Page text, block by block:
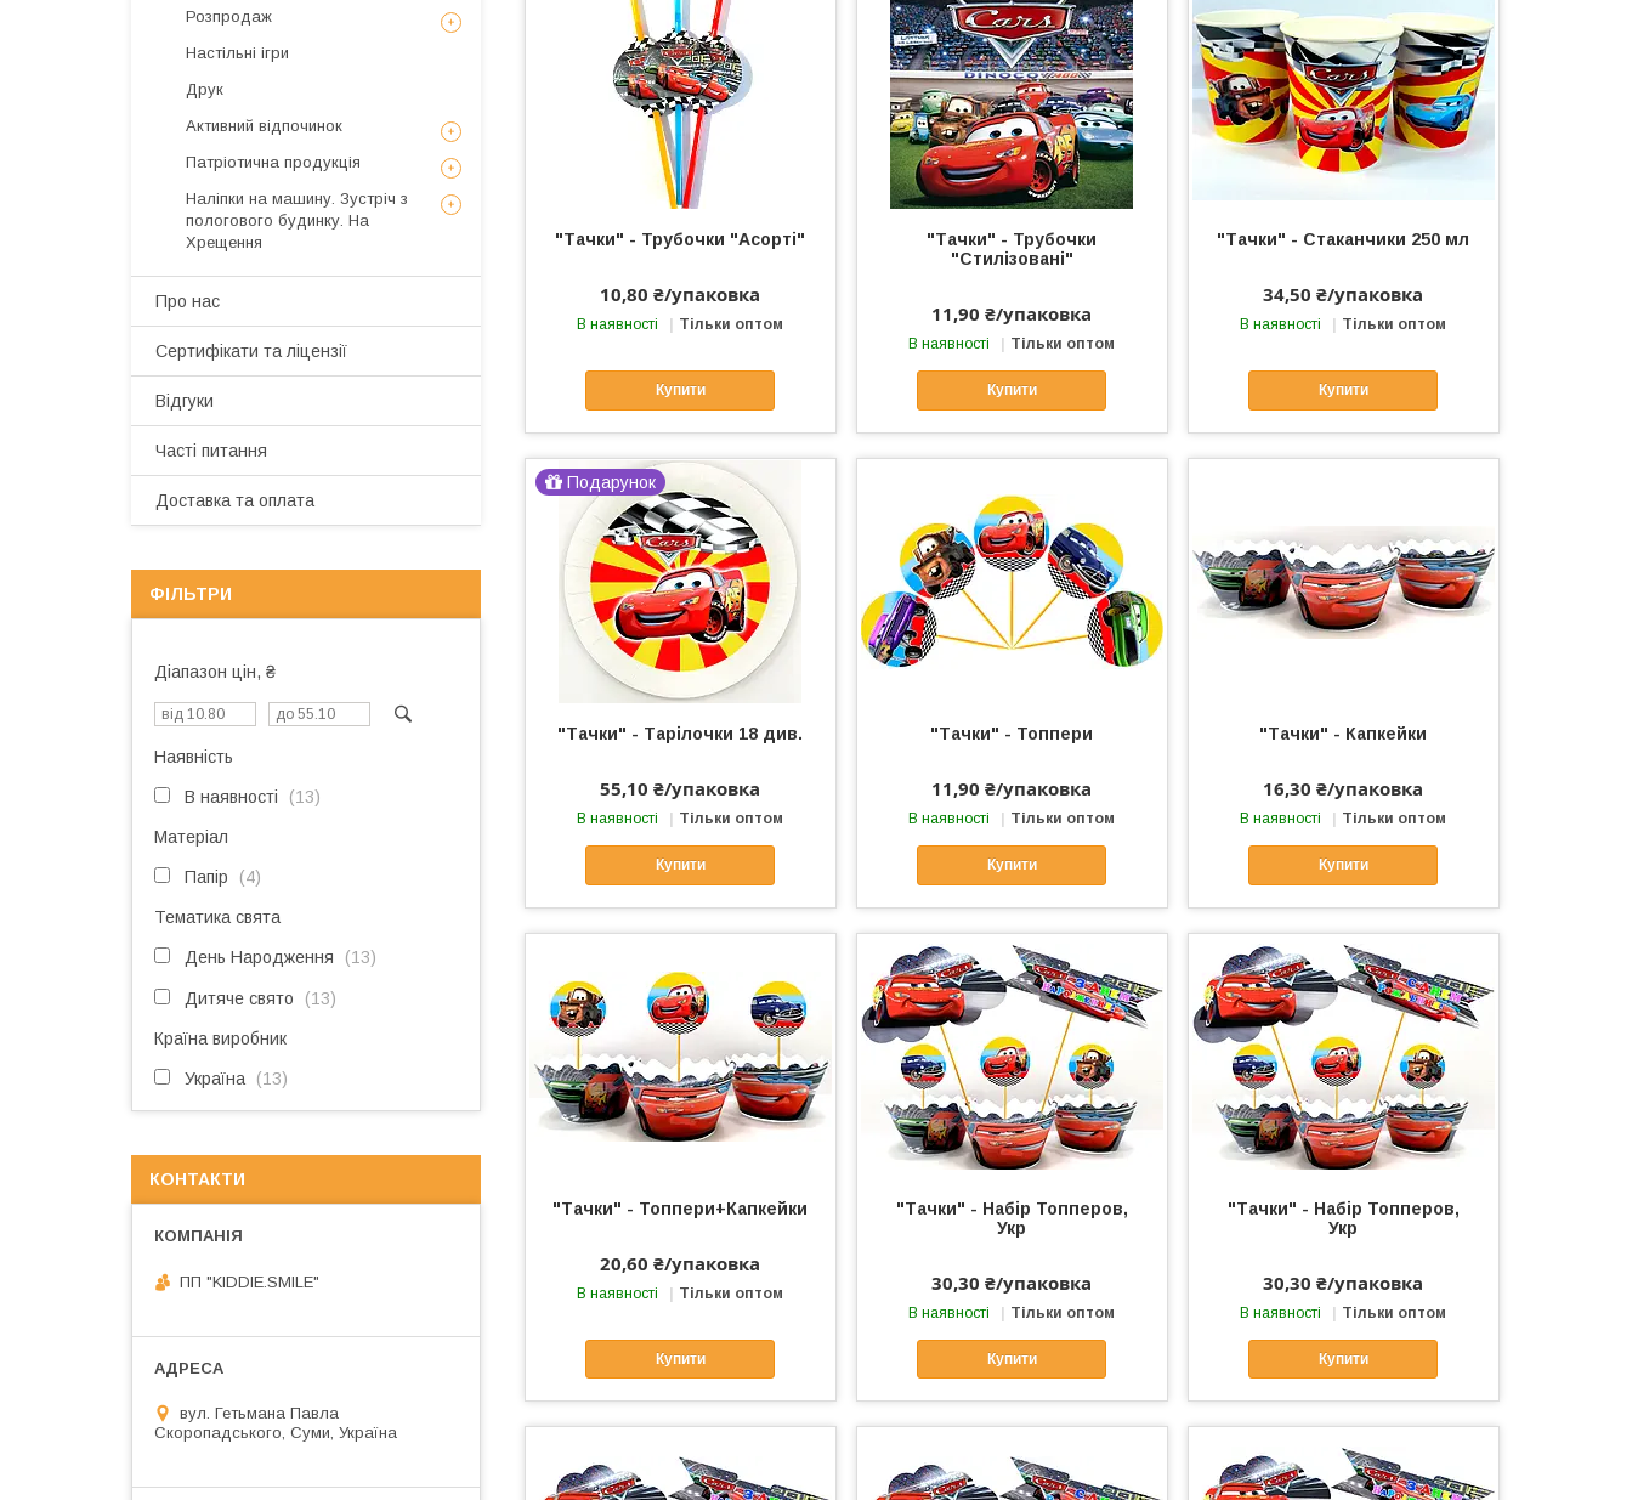
"Тачки" - Трубочки "Асорті"
10,80 ₴/упаковка
В наявності Тільки оптом
Купити
"Тачки" - Трубочки
"Стилізовані"
11,90 ₴/упаковка
В наявності Тільки оптом
Купити
"Тачки" - Стаканчики 250 мл
34,50 ₴/упаковка
В наявності Тільки оптом
Купити
Подарунок
"Тачки" - Тарілочки 18 див.
55,10 ₴/упаковка
В наявності Тільки оптом
Купити
"Тачки" - Топпери
11,90 ₴/упаковка
В наявності Тільки оптом
Купити
"Тачки" - Капкейки
16,30 ₴/упаковка
В наявності Тільки оптом
Купити
"Тачки" - Топпери+Капкейки
20,60 ₴/упаковка
В наявності Тільки оптом
Купити
"Тачки" - Набір Топперов,
Укр
30,30 ₴/упаковка
В наявності Тільки оптом
Купити
"Тачки" - Набір Топперов,
Укр
30,30 ₴/упаковка
В наявності Тільки оптом
Купити
Розпродаж
Настільні ігри
Друк
Активний відпочинок
Патріотична продукція
Наліпки на машину. Зустріч з
пологового будинку. На
Хрещення
Про нас
Сертифікати та ліцензії
Відгуки
Часті питання
Доставка та оплата
ФІЛЬТРИ
Діапазон цін, ₴
Наявність
В наявності 13
Матеріал
Папір 4
Тематика свята
День Народження 13
Дитяче свято 13
Країна виробник
Україна 13
КОНТАКТИ
ПП "KIDDIE.SMILE"
вул. Гетьмана Павла
Скоропадського, Суми, Україна